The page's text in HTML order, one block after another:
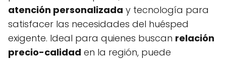
atención personalizada y tecnología para
satisfacer las necesidades del huésped
exigente. Ideal para quienes buscan relación
precio-calidad en la región, puede